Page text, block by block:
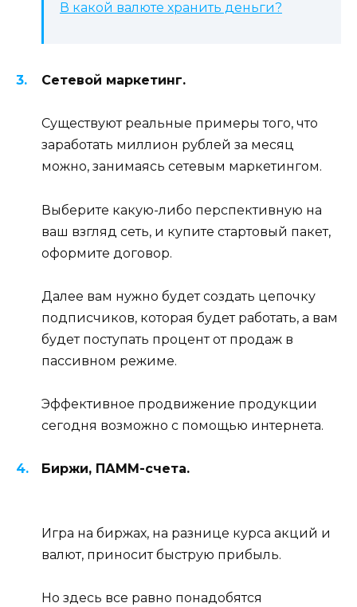
В какой валюте хранить деньги?
Сетевой маркетинг.
Существуют реальные примеры того, что
заработать миллион рублей за месяц
можно, занимаясь сетевым маркетингом.
Выберите какую-либо перспективную на
ваш взгляд сеть, и купите стартовый пакет,
оформите договор.
Далее вам нужно будет создать цепочку
подписчиков, которая будет работать, а вам
будет поступать процент от продаж в
пассивном режиме.
Эффективное продвижение продукции
сегодня возможно с помощью интернета.
Биржи, ПАММ-счета.
Игра на биржах, на разнице курса акций и
валют, приносит быструю прибыль.
Но здесь все равно понадобятся